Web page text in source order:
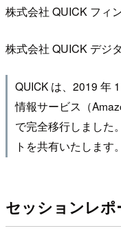
株式会社 QUICK フィ
株式会社 QUICK デジ
QUICK は、2019 年
情報サービス（
で完全移行しました
トを共有いたします。
セッションレポ